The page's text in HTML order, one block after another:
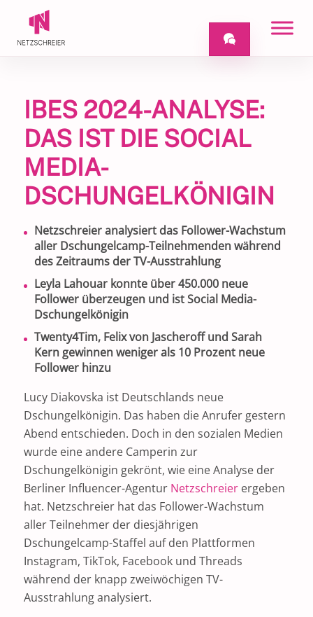
IBES 2024-ANALYSE:
DAS IST DIE SOCIAL
MEDIA-
DSCHUNGELKÖNIGIN
Netzschreier analysiert das Follower-Wachstum
aller Dschungelcamp-Teilnehmenden während
des Zeitraums der TV-Ausstrahlung
Leyla Lahouar konnte über450.000 neue
Follower überzeugen und ist Social Media-
Dschungelkönigin
Twenty4Tim, Felix von Jascheroff und Sarah
Kern gewinnen weniger als 10 Prozent neue
Follower hinzu
Lucy Diakovska ist Deutschlands neue
Dschungelkönigin. Das haben die Anrufer gestern
Abend entschieden. Doch in den sozialen Medien
wurde eine andere Camperin zur
Dschungelkönigin gekrönt, wie eine Analyse der
Berliner Influencer-Agentur Netzschreier ergeben
hat. Netzschreier hat das Follower-Wachstum
aller Teilnehmer der diesjährigen
Dschungelcamp-Staffel auf den Plattformen
Instagram, TikTok, Facebook und Threads
während der knapp zweiwöchigen TV-
Ausstrahlung analysiert.